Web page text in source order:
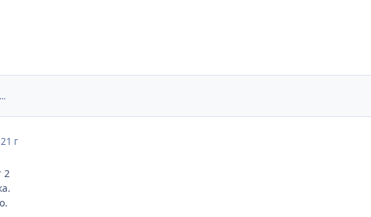
21 г
2